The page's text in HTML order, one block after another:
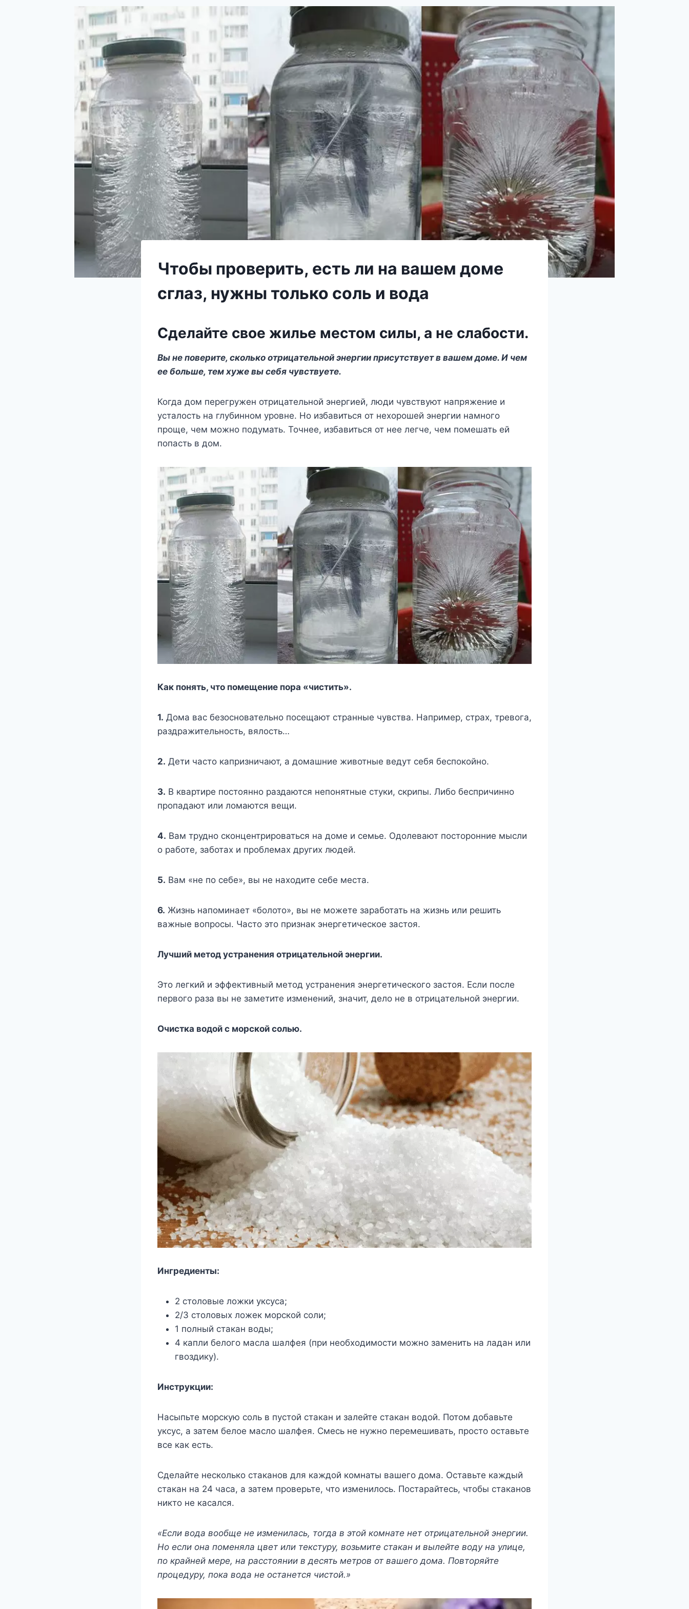
Чтобы проверить, есть ли на вашем доме
сглаз, нужны только соль и вода
Сделайте свое жилье местом силы, а не слабости.
Вы не поверите, сколько отрицательной энергии присутствует в вашем доме. И чем
ее больше, тем хуже вы себя чувствуете.
Когда дом перегружен отрицательной энергией, люди чувствуют напряжение и
усталость на глубинном уровне. Но избавиться от нехорошей энергии намного
проще, чем можно подумать. Точнее, избавиться от нее легче, чем помешать ей
попасть в дом.
Как понять, что помещение пора «чистить».
1. Дома вас безосновательно посещают странные чувства. Например, страх, тревога,
раздражительность, вялость…
2. Дети часто капризничают, а домашние животные ведут себя беспокойно.
3. В квартире постоянно раздаются непонятные стуки, скрипы. Либо беспричинно
пропадают или ломаются вещи.
4. Вам трудно сконцентрироваться на доме и семье. Одолевают посторонние мысли
о работе, заботах и проблемах других людей.
5. Вам «не по себе», вы не находите себе места.
6. Жизнь напоминает «болото», вы не можете заработать на жизнь или решить
важные вопросы. Часто это признак энергетическое застоя.
Лучший метод устранения отрицательной энергии.
Это легкий и эффективный метод устранения энергетического застоя. Если после
первого раза вы не заметите изменений, значит, дело не в отрицательной энергии.
Очистка водой с морской солью.
Ингредиенты:
2 столовые ложки уксуса;
2/3 столовых ложек морской соли;
1 полный стакан воды;
4 капли белого масла шалфея (при необходимости можно заменить на ладан или
гвоздику).
Инструкции:
Насыпьте морскую соль в пустой стакан и залейте стакан водой. Потом добавьте
уксус, а затем белое масло шалфея. Смесь не нужно перемешивать, просто оставьте
все как есть.
Сделайте несколько стаканов для каждой комнаты вашего дома. Оставьте каждый
стакан на 24 часа, а затем проверьте, что изменилось. Постарайтесь, чтобы стаканов
никто не касался.
«Если вода вообще не изменилась, тогда в этой комнате нет отрицательной энергии.
Но если она поменяла цвет или текстуру, возьмите стакан и вылейте воду на улице,
по крайней мере, на расстоянии в десять метров от вашего дома. Повторяйте
процедуру, пока вода не останется чистой.»